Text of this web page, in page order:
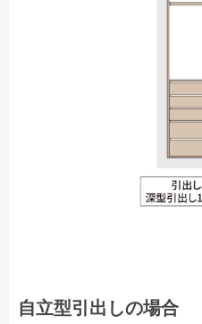
自立型引出しの場合